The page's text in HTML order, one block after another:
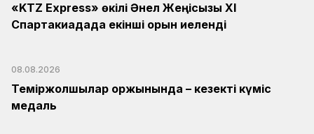
«KTZ Express» өкілі Әнел Жеңісқызы XI
Спартакиадада екінші орын иеленді
08.08.2026
Теміржолшылар қоржынында – кезекті күміс
медаль